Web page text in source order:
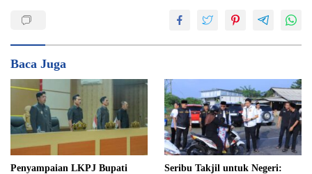
Baca Juga
Penyampaian LKPJ Bupati
Seribu Takjil untuk Negeri: